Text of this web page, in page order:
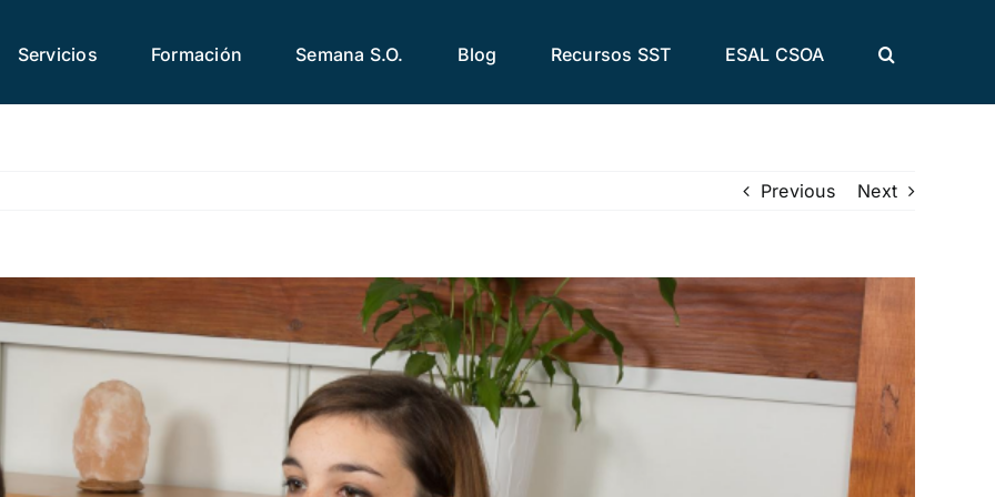
Servicios Formación Semana S.O. Blog Recursos SST ESAL CSOA
Previous Next